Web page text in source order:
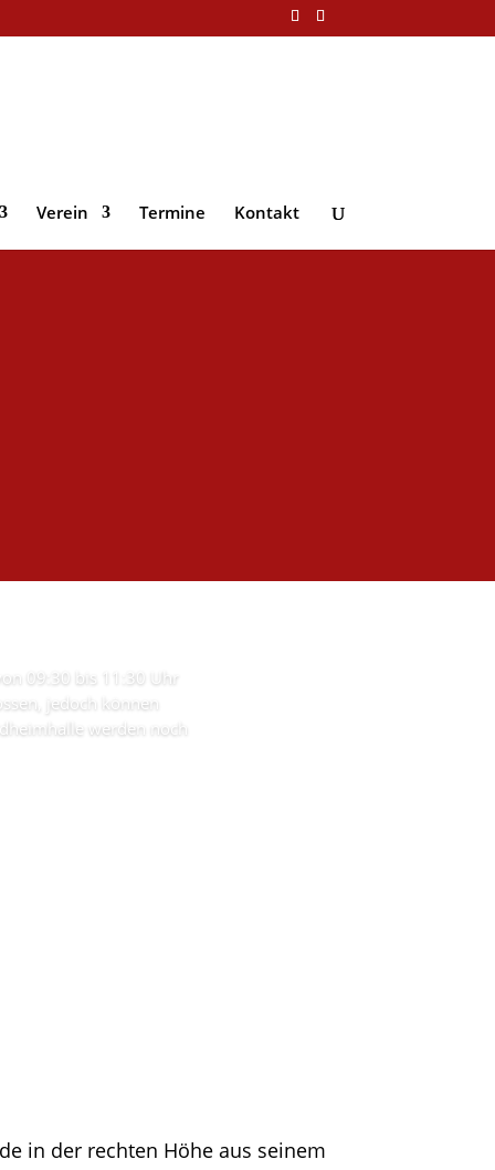
Verein Termine Kontakt
09:30 bis 11:30 Uhr
jedoch können
werden noch
in der rechten Höhe aus seinem